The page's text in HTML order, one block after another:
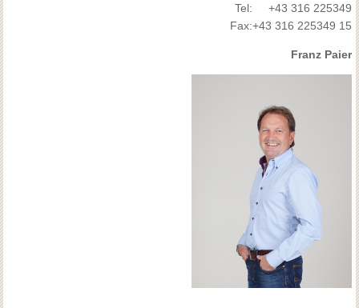
Tel:
+43 316 225349
Fax:+43 316 225349 15
Franz Paier